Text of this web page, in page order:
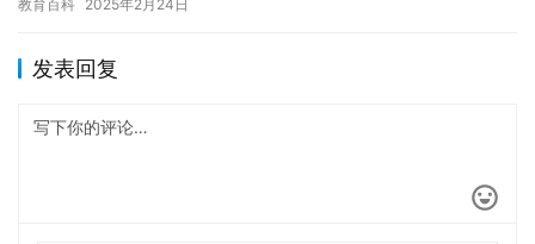
绩。…
教育百科 2025年2月24日
发表回复